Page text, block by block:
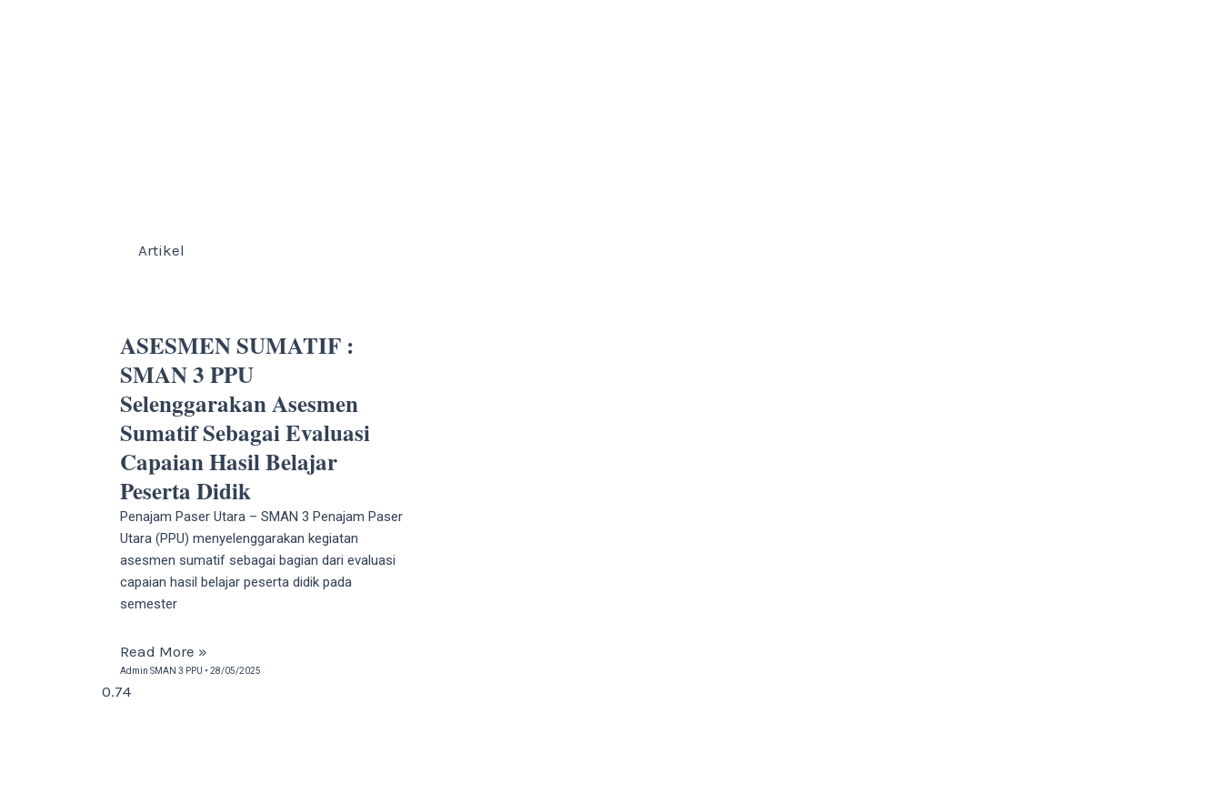
Artikel
ASESMEN SUMATIF :
SMAN 3 PPU
Selenggarakan Asesmen
Sumatif Sebagai Evaluasi
Capaian Hasil Belajar
Peserta Didik
Penajam Paser Utara – SMAN 3 Penajam Paser
Utara (PPU) menyelenggarakan kegiatan
asesmen sumatif sebagai bagian dari evaluasi
capaian hasil belajar peserta didik pada
semester
Read More »
Admin SMAN 3 PPU 28/05/2025